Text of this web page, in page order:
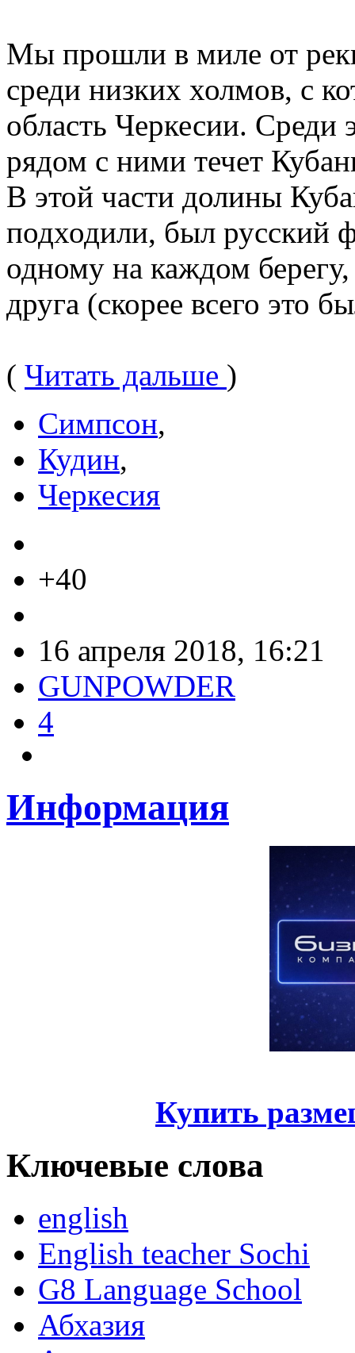
Мы прошли в миле от
среди низких холмов, с
область Черкесии.
рядом с ними течет
В этой части долины
подходили, был русский
одному на каждом
друга (скорее всего это
( Читать дальше )
Симпсон,
Кудин,
Черкесия
+40
16 апреля 2018, 16:21
GUNPOWDER
4
Информация
Купить
Ключевые слова
english
English teacher Sochi
G8 Language School
Абхазия